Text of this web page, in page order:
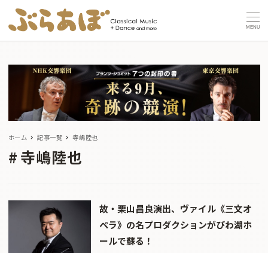
MENU
ホーム 記事一覧 寺嶋陸也
寺嶋陸也
故・栗山昌良演出、ヴァイル《三文オ
ペラ》の名プロダクションがびわ湖ホ
ールで蘇る！